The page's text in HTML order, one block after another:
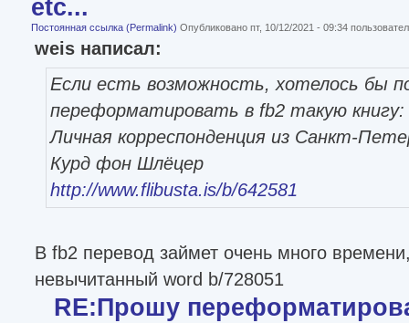
etc...
Постоянная ссылка (Permalink) Опубликовано пт, 10/12/2021 - 09:34
weis написал:
Если есть возможность, хотелось бы
переформатировать в fb2 такую книгу:
Личная корреспонденция из Санкт-
Курд фон Шлёцер
http://www.flibusta.is/b/642581
В fb2 перевод займет очень много
невычитанный word b/728051
RE:Прошу